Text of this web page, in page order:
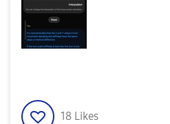
18 Likes